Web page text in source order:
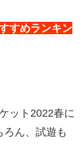
すめランキン
ット2022春に
ん、試遊も